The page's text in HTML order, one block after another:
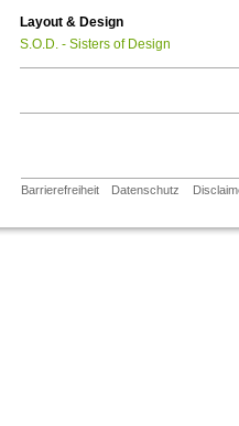
Layout & Design
S.O.D. - Sisters of Design
Barrierefreiheit Datenschutz